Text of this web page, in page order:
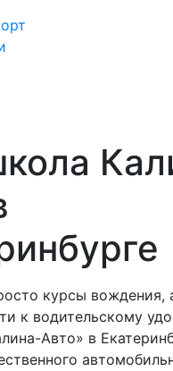
курсы вождения,
к водительскому
Авто» в